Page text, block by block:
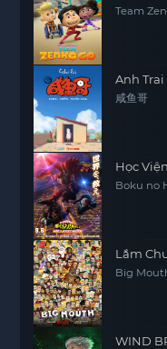
Team
Anh Trai
咸鱼哥
Học
Boku no
Lắm
Big
WIND